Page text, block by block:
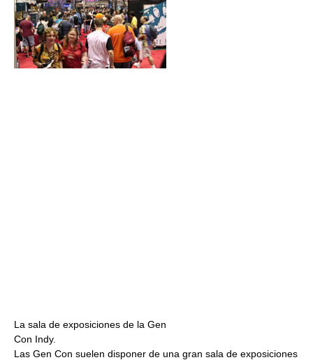
La sala de exposiciones de la Gen
Con Indy.
Las Gen Con suelen disponer de una gran sala de exposiciones